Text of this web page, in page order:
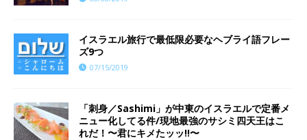
イスラエル旅行で最低限必要なヘブライ語フレー
ズ9つ
07/15/2019
「刺身／Sashimi」が中東のイスラエルで定番メ
ニュー化してる件/現地最強のサシミ四天王はこ
れだ！〜君にキメたッッ!!〜